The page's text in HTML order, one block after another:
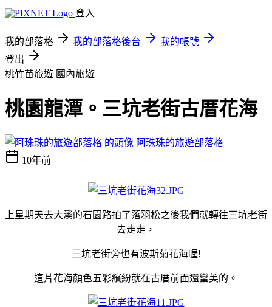
登入
我的部落格 我的部落格後台
我的帳號
登出
桃竹苗旅遊 國內旅遊
桃園龍潭。三坑老街古厝花海
阿珠珠的旅遊部落格
10年前
上星期天去大溪的石園路拍了落羽松之後我們就轉往三坑老街
去走走，
三坑老街旁也有波斯菊花海喔!
這片花海顏色五彩繽紛就在古厝前面還蠻美的。